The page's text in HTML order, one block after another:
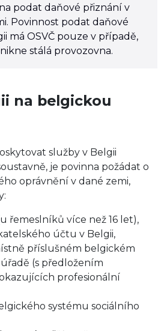
podat daňové přiznání v
Povinnost podat daňové
má OSVČ pouze v případě,
stálá provozovna.
na belgickou
služby v Belgii
je povinna požádat o
oprávnění v dané zemi,
řemeslníků více než 16 let),
účtu v Belgii,
příslušném belgickém
(s předložením
profesionální
systému sociálního